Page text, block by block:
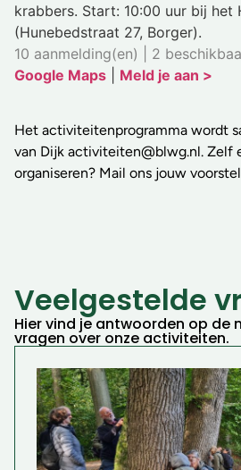
krabbers. Start: 10:00 uur bij het
(Hunebedstraat 27, Borger).
10 aanmelding(en) | 2
Google Maps
Meld je aan >
Het activiteitenprogramma wordt
van Dijk activiteiten@blwg.nl. Zelf
organiseren? Mail ons jouw
Veelgestelde
Hier vind je antwoorden op de
vragen over onze activiteiten.